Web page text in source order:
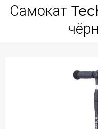
Самокат